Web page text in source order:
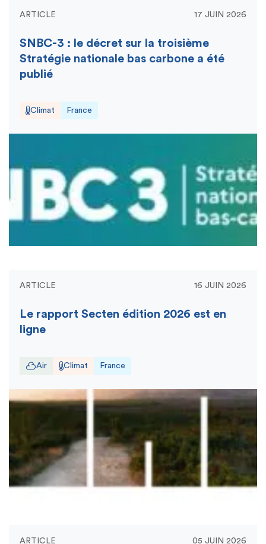
ARTICLE 17 JUIN 2026
SNBC-3 : le décret sur la troisième
Stratégie nationale bas carbone a été
publié
Climat France
ARTICLE 16 JUIN 2026
Le rapport Secten édition 2026 est en
ligne
Air Climat France
ARTICLE 05 JUIN 2026